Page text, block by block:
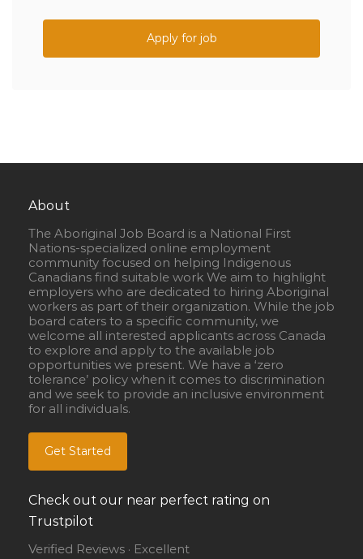
Apply for job
About
The Aboriginal Job Board is a National First
Nations-specialized online employment
community focused on helping Indigenous
Canadians find suitable work We aim to highlight
employers who are dedicated to hiring Aboriginal
workers as part of their organization. While the job
board caters to a specific community, we
welcome all interested applicants across Canada
to explore and apply to the available job
opportunities we present. We have a ‘zero
tolerance’ policy when it comes to discrimination
and we seek to provide an inclusive environment
for all individuals.
Get Started
Check out our near perfect rating on
Trustpilot
Verified Reviews · Excellent